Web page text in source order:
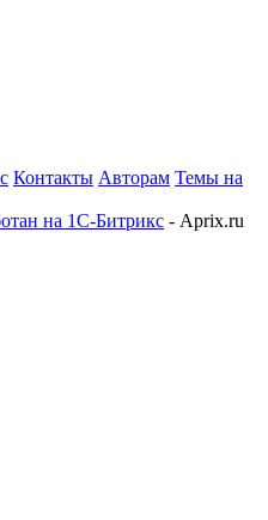
Контакты Авторам Темы на
на 1С-Битрикс - Aprix.ru